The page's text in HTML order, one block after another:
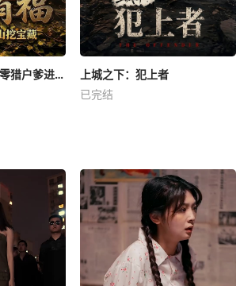
八朵金花有福，六零猎户爹进山挖宝藏
上城之下：犯上者
已完结